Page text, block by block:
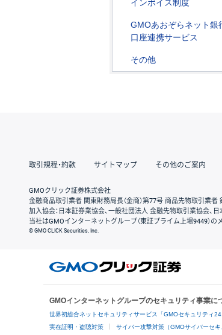
インボイス制度
GMOあおぞらネット銀
口座連携サービス
その他
取引規程・約款 サイトマップ その他のご案内
GMOクリック証券株式会社
金融商品取引業者 関東財務局長（金商）第77号 商品先物取引業
加入協会：日本証券業協会、一般社団法人 金融先物取引業協会、
当社はGMOインターネットグループ（東証プライム上場9449）の
© GMO CLICK Securities, Inc.
GMOインターネットグループのセキュリティ事業に
世界初総合ネットセキュリティサービス「GMOセキュリティ24
実在証明・盗聴対策 サイバー攻撃対策（GMOサイバーセキ